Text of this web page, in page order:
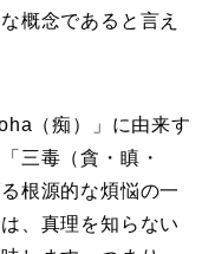
概念であると言え
（痴）」に由来す
三毒（貪・瞋・
根源的な煩悩の一
、真理を知らない